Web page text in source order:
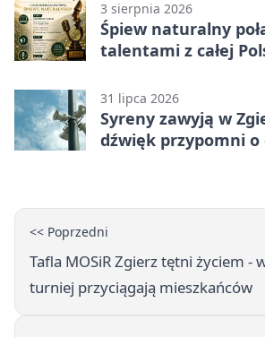
3 sierpnia 2026
Śpiew naturalny
talentami z całej
31 lipca 2026
Syreny zawyją w
dźwięk przypomni o
<< Poprzedni
Tafla MOSiR Zgierz tętni życiem -
turniej przyciągają mieszkańców